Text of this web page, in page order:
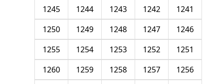
1241
1242
1243
1244
1245
1246
1247
1248
1249
1250
1251
1252
1253
1254
1255
1256
1257
1258
1259
1260